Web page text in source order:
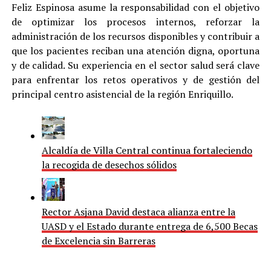
Feliz Espinosa asume la responsabilidad con el objetivo
de optimizar los procesos internos, reforzar la
administración de los recursos disponibles y contribuir a
que los pacientes reciban una atención digna, oportuna
y de calidad. Su experiencia en el sector salud será clave
para enfrentar los retos operativos y de gestión del
principal centro asistencial de la región Enriquillo.
Alcaldía de Villa Central continua fortaleciendo
la recogida de desechos sólidos
Rector Asjana David destaca alianza entre la
UASD y el Estado durante entrega de 6,500 Becas
de Excelencia sin Barreras